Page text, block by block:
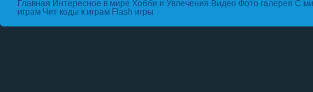
Главная Интересное в мире Хобби и Увлечения Видео Фото галерея С
играм Чит коды к играм Flash игры